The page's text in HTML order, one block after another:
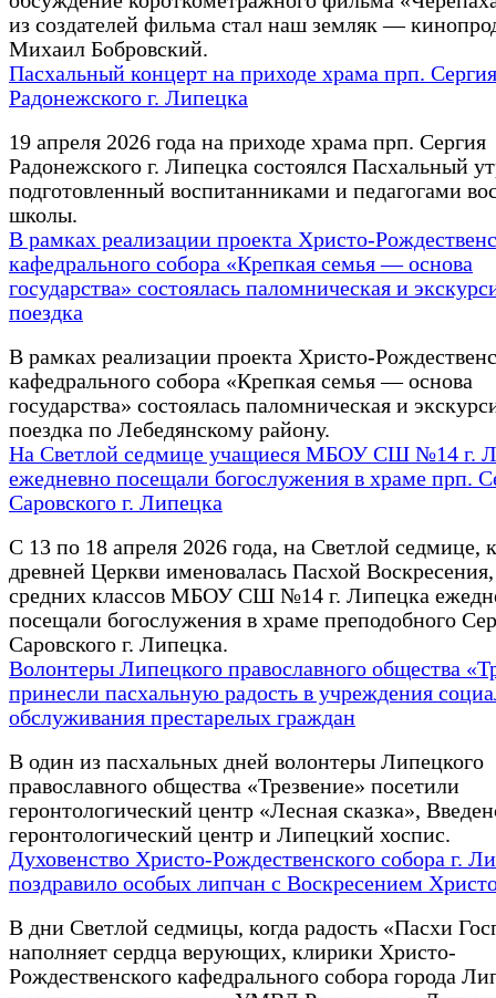
из создателей фильма стал наш земляк —
Михаил Бобровский.
Пасхальный концерт на приходе храма прп. Сергия
Радонежского г. Липецка
19 апреля 2026 года на приходе храма прп. Сергия
Радонежского г. Липецка состоялся Пасхальный
подготовленный воспитанниками и педагогами
школы.
В рамках реализации проекта Христо-
кафедрального собора «Крепкая семья — основа
государства» состоялась паломническая и
поездка
В рамках реализации проекта Христо-
кафедрального собора «Крепкая семья — основа
государства» состоялась паломническая и
поездка по Лебедянскому району.
На Светлой седмице учащиеся МБОУ СШ №14 г.
ежедневно посещали богослужения в храме прп.
Саровского г. Липецка
С 13 по 18 апреля 2026 года, на Светлой седмице,
древней Церкви именовалась Пасхой
средних классов МБОУ СШ №14 г. Липецка
посещали богослужения в храме преподобного
Саровского г. Липецка.
Волонтеры Липецкого православного общества
принесли пасхальную радость в учреждения
обслуживания престарелых граждан
В один из пасхальных дней волонтеры Липецкого
православного общества «Трезвение» посетили
геронтологический центр «Лесная сказка»,
геронтологический центр и Липецкий хоспис.
Духовенство Христо-Рождественского собора г.
поздравило особых липчан с Воскресением
В дни Светлой седмицы, когда радость «Пасхи
наполняет сердца верующих, клирики Христо-
Рождественского кафедрального собора города